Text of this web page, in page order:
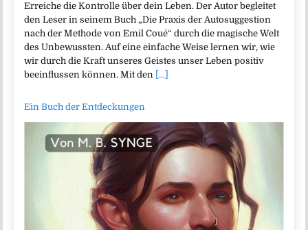
Erreiche die Kontrolle über dein Leben. Der Autor begleitet
den Leser in seinem Buch „Die Praxis der Autosuggestion
nach der Methode von Emil Coué“ durch die magische Welt
des Unbewussten. Auf eine einfache Weise lernen wir, wie
wir durch die Kraft unseres Geistes unser Leben positiv
beeinflussen können. Mit den [...]
Ein Buch der Entdeckungen